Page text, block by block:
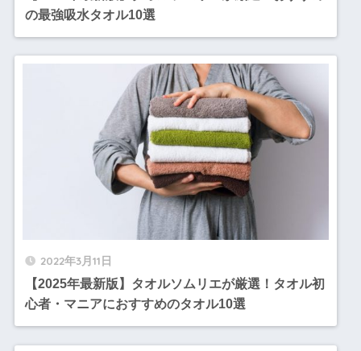
の最強吸水タオル10選
2022年3月11日
【2025年最新版】タオルソムリエが厳選！タオル初
心者・マニアにおすすめのタオル10選